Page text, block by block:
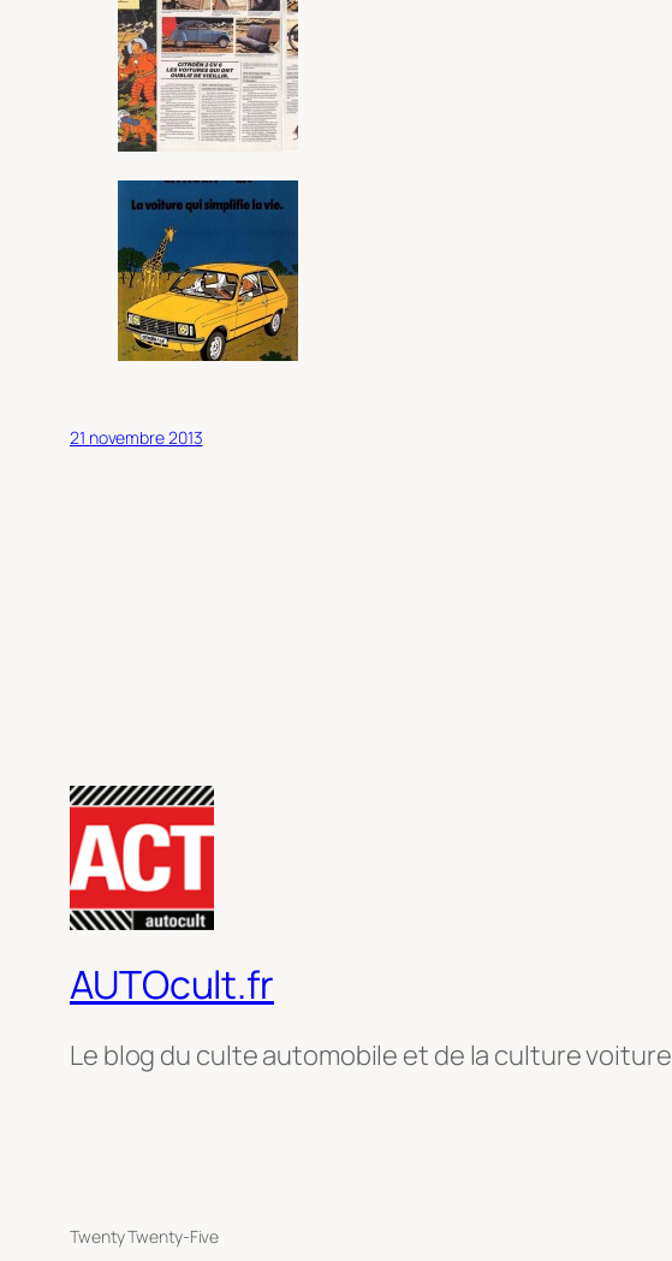
21 novembre 2013
AUTOcult.fr
Le blog du culte automobile et de la culture voiture
Twenty Twenty-Five